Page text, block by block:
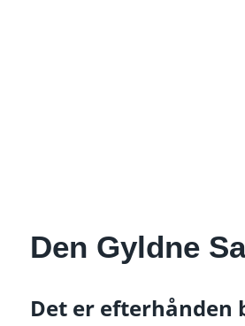
Den Gyldne
Det er efterhånden